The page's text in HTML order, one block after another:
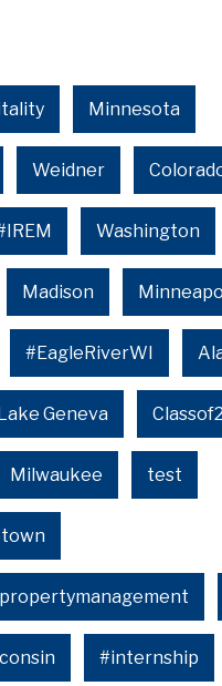
Minnesota
Weidner
Washington
Madison
#EagleRiverWI
Geneva
Milwaukee test
#internship